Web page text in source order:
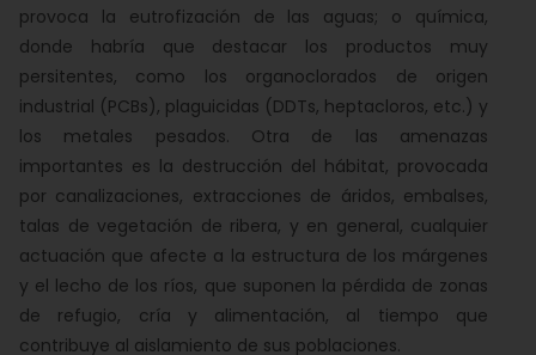
provoca la eutrofización de las aguas; o química,
donde habría que destacar los productos muy
persitentes, como los organoclorados de origen
industrial (PCBs), plaguicidas (DDTs, heptacloros, etc.) y
los metales pesados. Otra de las amenazas
importantes es la destrucción del hábitat, provocada
por canalizaciones, extracciones de áridos, embalses,
talas de vegetación de ribera, y en general, cualquier
actuación que afecte a la estructura de los márgenes
y el lecho de los ríos, que suponen la pérdida de zonas
de refugio, cría y alimentación, al tiempo que
contribuye al aislamiento de sus poblaciones.